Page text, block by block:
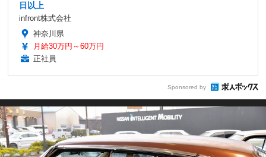
日以上
infront株式会社
神奈川県
月給30万円～60万円
正社員
Sponsored by